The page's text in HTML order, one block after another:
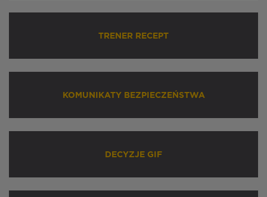
TRENER RECEPT
KOMUNIKATY BEZPIECZEŃSTWA
DECYZJE GIF